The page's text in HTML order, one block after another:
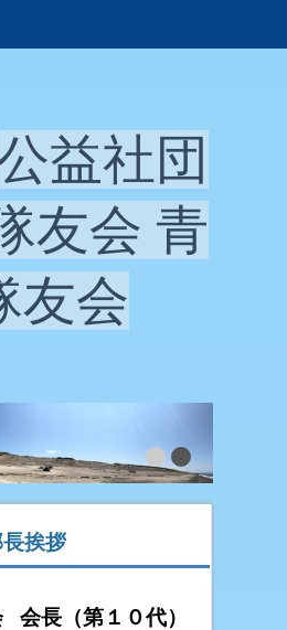
益社団
友会 青
友会
挨拶
会長（第１０代）